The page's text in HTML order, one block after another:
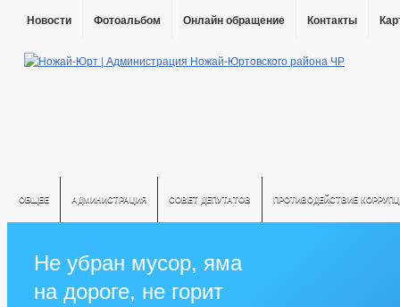
Новости Фотоальбом Онлайн обращение Контакты
ОБЩЕЕ АДМИНИСТРАЦИЯ СОВЕТ ДЕПУТАТОВ ПРОТИВОДЕЙСТВИЕ
Не убран мусор, яма
на дороге, не горит